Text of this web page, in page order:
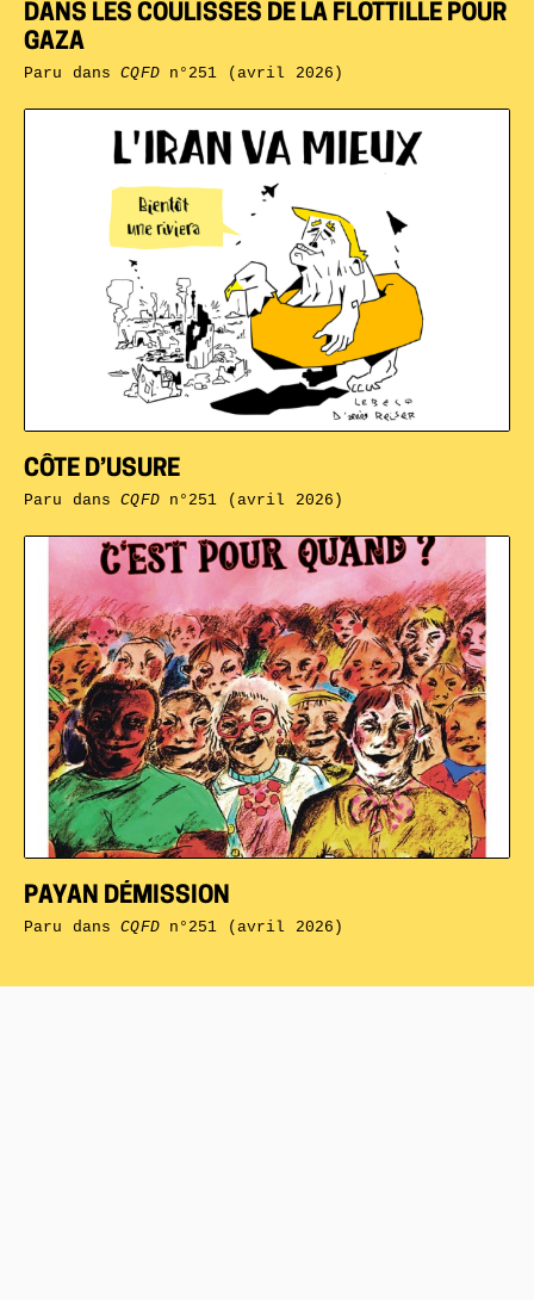
PAYAN DÉMISSION
Paru dansCQFDn°251 (avril 2026)
CÔTE D’USURE
Paru dansCQFDn°251 (avril 2026)
DANS LES COULISSES DE LA FLOTTILLE POUR
GAZA
Paru dansCQFDn°251 (avril 2026)